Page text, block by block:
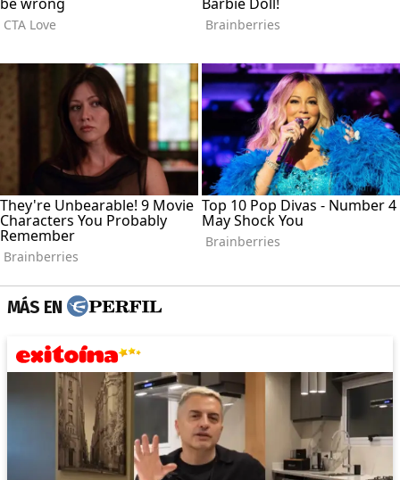
MÁS EN